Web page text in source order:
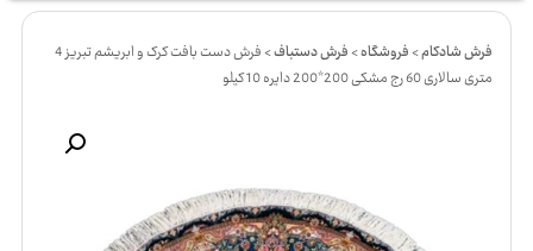
فرش شادکام>فروشگاه>فرش دستباف>
فرش دست بافت کرک و ابریشم تبریز 4
متری سالاری 60 رج مشکی 200*200 دایره 10 کیلو